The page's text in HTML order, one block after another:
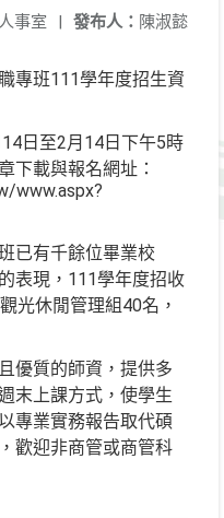
發布人： 陳淑懿
人事室 |
專班111學年度招生資
日至2月14日下午5時
下載與報名網址：
www.aspx?
已有千餘位畢業校
表現，111學年度招收
光休閒管理組40名，
優質的師資，提供多
末上課方式，使學生
專業實務報告取代碩
歡迎非商管或商管科